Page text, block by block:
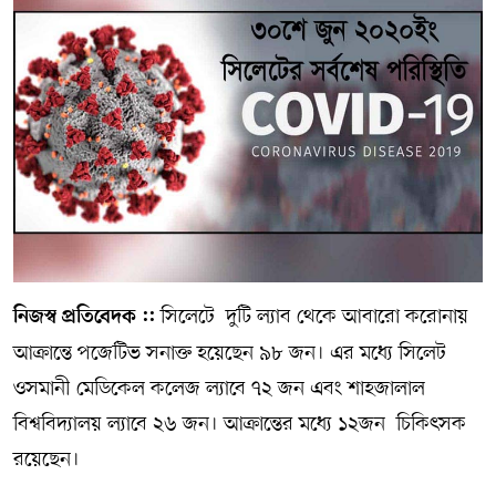
নিজস্ব প্রতিবেদক :: সিলেটে দুটি ল্যাব থেকে আবারো করোনায়
আক্রান্তে পজেটিভ সনাক্ত হয়েছেন ৯৮ জন। এর মধ্যে সিলেট
ওসমানী মেডিকেল কলেজ ল্যাবে ৭২ জন এবং শাহজালাল
বিশ্ববিদ্যালয় ল্যাবে ২৬ জন। আক্রান্তের মধ্যে ১২জন চিকিৎসক
রয়েছেন।
সম্পাদকীয় কলাম
ABOUT US
DIAL SYLHET